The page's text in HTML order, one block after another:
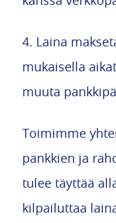
4. Laina
mukaisella
muuta
Toimimme
pankkien ja
tulee täyttää
kilpailuttaa